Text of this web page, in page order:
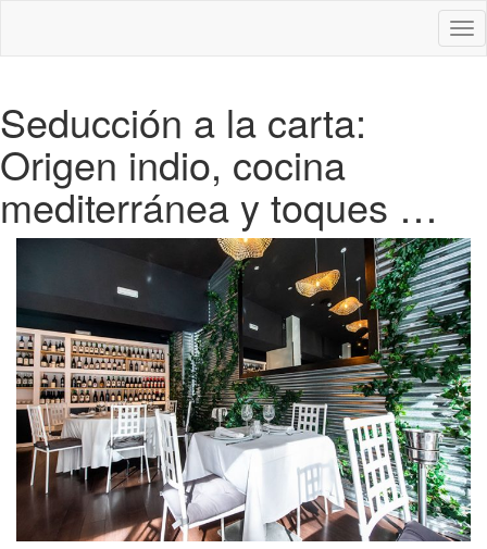
Seducción a la carta:
Origen indio, cocina
mediterránea y toques …